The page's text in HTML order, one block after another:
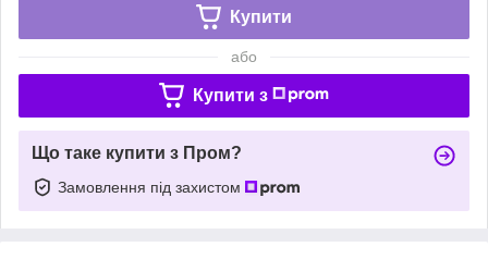
Купити
або
Купити з
Що таке купити з Пром?
Замовлення під захистом